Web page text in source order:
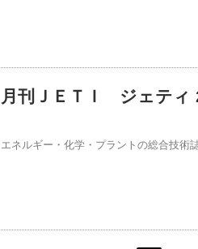
月刊ＪＥＴＩ ジェティ
エネルギー・化学・プラントの総合技術